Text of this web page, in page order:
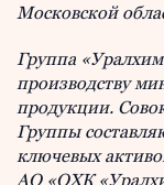
Московской
Группа
производству
продукции.
Группы
ключевых
АО «ОХК